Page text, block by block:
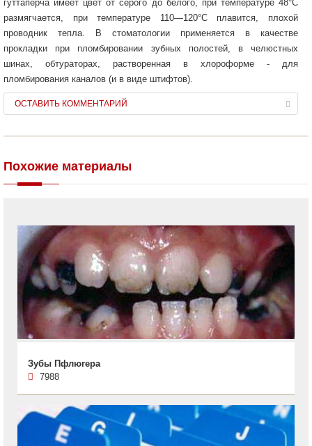
гуттаперча имеет цвет от серого до белого, при температуре 48°С
размягчается, при температуре 110—120°С плавится, плохой
проводник тепла. В стоматологии применяется в качестве
прокладки при пломбировании зубных полостей, в челюстных
шинах, обтураторах, растворенная в хлороформе - для
пломбирования каналов (и в виде штифтов).
ОСТАВИТЬ КОММЕНТАРИЙ
Похожие материалы
Зубы Пфлюгера
7988